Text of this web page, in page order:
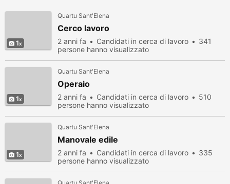
1
Quartu Sant'Elena
Cerco lavoro
2 anni fa Candidati in cerca di lavoro
341
persone hanno visualizzato
1
Quartu Sant'Elena
Operaio
2 anni fa Candidati in cerca di lavoro
510
persone hanno visualizzato
1
Quartu Sant'Elena
Manovale edile
2 anni fa Candidati in cerca di lavoro
335
persone hanno visualizzato